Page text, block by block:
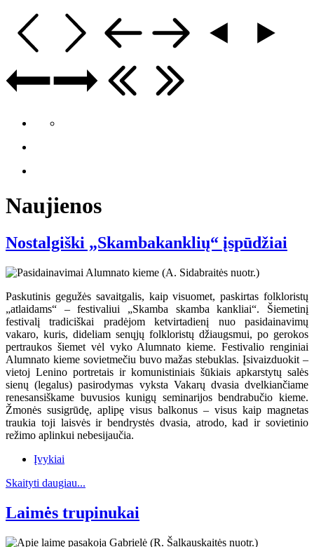
Naujienos
Nostalgiški „Skambakanklių“ įspūdžiai
Paskutinis gegužės savaitgalis, kaip visuomet, paskirtas folkloristų
„atlaidams“ – festivaliui „Skamba skamba kankliai“. Šiemetinį
festivalį tradiciškai pradėjom ketvirtadienį nuo pasidainavimų
vakaro, kuris, dideliam senųjų folkloristų džiaugsmui, po gerokos
pertraukos šiemet vėl vyko Alumnato kieme. Festivalio renginiai
Alumnato kieme sovietmečiu buvo mažas stebuklas. Įsivaizduokit –
vietoj Lenino portretais ir komunistiniais šūkiais apkarstytų salės
sienų (legalus) pasirodymas vyksta Vakarų dvasia dvelkiančiame
renesansiškame buvusios kunigų seminarijos bendrabučio kieme.
Žmonės susigrūdę, aplipę visus balkonus – visus kaip magnetas
traukia toji laisvės ir bendrystės dvasia, atrodo, kad ir sovietinio
režimo aplinkui nebesijaučia.
Įvykiai
Skaityti daugiau...
Laimės trupinukai